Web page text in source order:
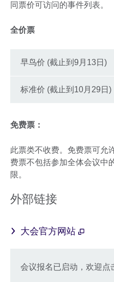
同票价可访问的事件列表。
全价票
早鸟价 (截止到9月13日)
标准价 (截止到10月29日)
免费票：
此票类不收费。免费票可允
费票不包括参加全体会议中
限。
外部链接
大会官方网站
会议报名已启动，欢迎点